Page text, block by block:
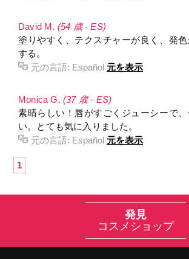
David M. (54 歳 - ES)
塗りやすく、テクスチャーが良く、発
する。
元の言語: Español 元を表示
Monica G. (37 歳 - ES)
素晴らしい！唇がすごくジューシーで
い。とても気に入りました。
元の言語: Español 元を表示
1
発見
コスメショップ